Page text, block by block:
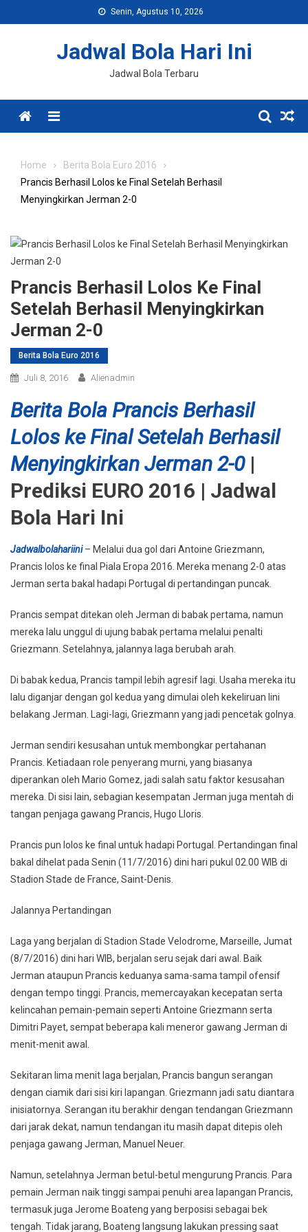
to
Senin, Agustus 10, 2026
Jadwal Bola Hari Ini
Jadwal Bola Terbaru
Menu
Home
Berita Bola Euro 2016
Prancis Berhasil Lolos ke Final Setelah Berhasil
Menyingkirkan Jerman 2-0
Prancis Berhasil Lolos Ke Final
Setelah Berhasil Menyingkirkan
Jerman 2-0
Berita Bola Euro 2016
Juli 8, 2016 Alienadmin
Berita Bola Prancis Berhasil
Lolos ke Final Setelah Berhasil
Menyingkirkan Jerman 2-0|
Prediksi EURO 2016 | Jadwal
Bola Hari Ini
Jadwalbolahariini– Melalui dua gol dari Antoine Griezmann,
Prancis lolos ke final Piala Eropa 2016. Mereka menang 2-0 atas
Jerman serta bakal hadapi Portugal di pertandingan puncak.
Prancis sempat ditekan oleh Jerman di babak pertama, namun
mereka lalu unggul di ujung babak pertama melalui penalti
Griezmann. Setelahnya, jalannya laga berubah arah.
Di babak kedua, Prancis tampil lebih agresif lagi. Usaha mereka itu
lalu diganjar dengan gol kedua yang dimulai oleh kekeliruan lini
belakang Jerman. Lagi-lagi, Griezmann yang jadi pencetak golnya.
Jerman sendiri kesusahan untuk membongkar pertahanan
Prancis. Ketiadaan role penyerang murni, yang biasanya
diperankan oleh Mario Gomez, jadi salah satu faktor kesusahan
mereka. Di sisi lain, sebagian kesempatan Jerman juga mentah di
tangan penjaga gawang Prancis, Hugo Lloris.
Prancis pun lolos ke final untuk hadapi Portugal. Pertandingan final
bakal dihelat pada Senin (11/7/2016) dini hari pukul 02.00 WIB di
Stadion Stade de France, Saint-Denis.
Jalannya Pertandingan
Laga yang berjalan di Stadion Stade Velodrome, Marseille, Jumat
(8/7/2016) dini hari WIB, berjalan seru sejak dari awal. Baik
Jerman ataupun Prancis keduanya sama-sama tampil ofensif
dengan tempo tinggi. Prancis, memercayakan kecepatan serta
kelincahan pemain-pemain seperti Antoine Griezmann serta
Dimitri Payet, sempat beberapa kali meneror gawang Jerman di
menit-menit awal.
Sekitaran lima menit laga berjalan, Prancis bangun serangan
dengan ciamik dari sisi kiri lapangan. Griezmann jadi satu diantara
inisiatornya. Serangan itu berakhir dengan tendangan Griezmann
dari jarak dekat, namun tendangan itu masih dapat ditepis oleh
penjaga gawang Jerman, Manuel Neuer.
Namun, setelahnya Jerman betul-betul mengurung Prancis. Para
pemain Jerman naik tinggi sampai penuhi area lapangan Prancis,
termasuk juga Jerome Boateng yang berposisi sebagai bek
tengah. Tidak jarang, Boateng langsung lakukan pressing saat